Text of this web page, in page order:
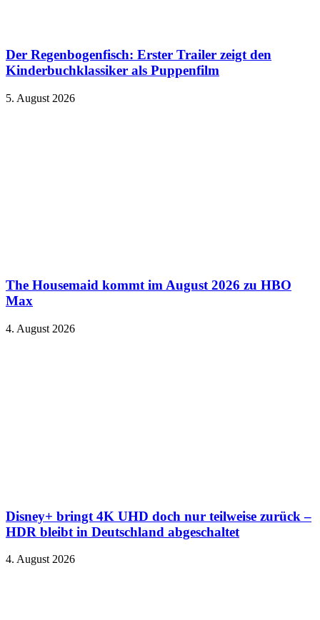
Der Regenbogenfisch: Erster Trailer zeigt den
Kinderbuchklassiker als Puppenfilm
5. August 2026
The Housemaid kommt im August 2026 zu HBO
Max
4. August 2026
Disney+ bringt 4K UHD doch nur teilweise zurück –
HDR bleibt in Deutschland abgeschaltet
4. August 2026